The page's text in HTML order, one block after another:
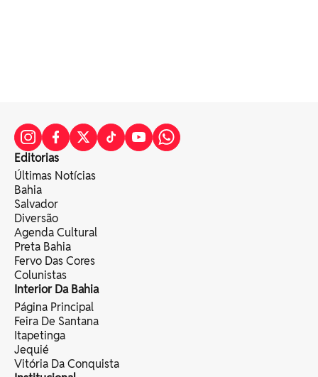
Editorias
Últimas Notícias
Bahia
Salvador
Diversão
Agenda Cultural
Preta Bahia
Fervo Das Cores
Colunistas
Interior Da Bahia
Página Principal
Feira De Santana
Itapetinga
Jequié
Vitória Da Conquista